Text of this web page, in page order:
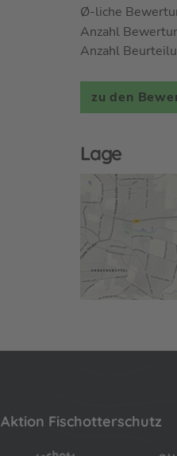
Ø-liche
Anzahl
Anzahl
zu den
Lage
Aktion Fischotterschutz